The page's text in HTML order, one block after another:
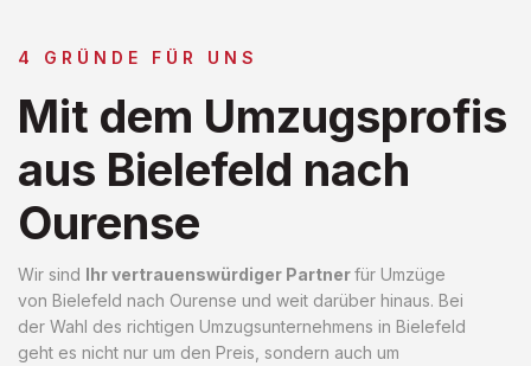
4 GRÜNDE FÜR UNS
Mit dem Umzugsprofis
aus Bielefeld nach
Ourense
Wir sind Ihr vertrauenswürdiger Partnerfür Umzüge
von Bielefeld nach Ourense und weit darüber hinaus. Bei
der Wahl des richtigen Umzugsunternehmens in Bielefeld
geht es nicht nur um den Preis, sondern auch um